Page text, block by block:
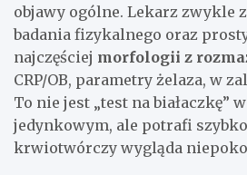
objawy ogólne. Lekarz zwykle
badania fizykalnego oraz
najczęściej morfologii z
CRP/OB, parametry żelaza, w
To nie jest „test na białaczkę”
jedynkowym, ale potrafi
krwiotwórczy wygląda